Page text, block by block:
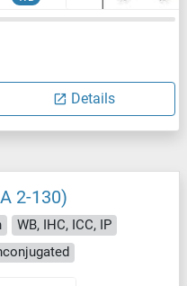
Details
2-130)
WB, IHC, ICC, IP